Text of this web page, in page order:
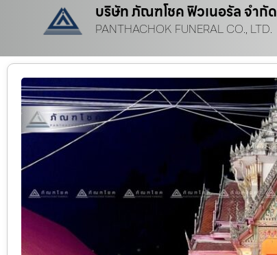
บริษัท ภัณฑโชค ฟิวเนอรัล จำกัด
PANTHACHOK FUNERAL CO., LTD.